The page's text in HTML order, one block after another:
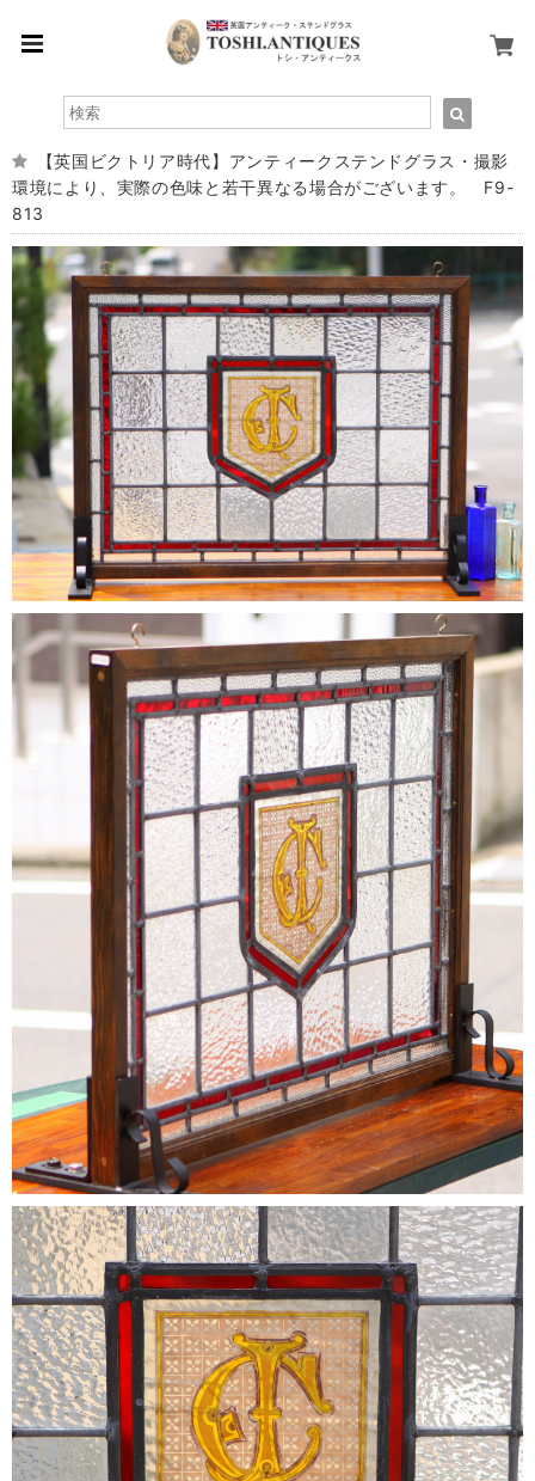
【英国ビクトリア時代】アンティークステンドグラス・撮影
環境により、実際の色味と若干異なる場合がございます。 F9-
813